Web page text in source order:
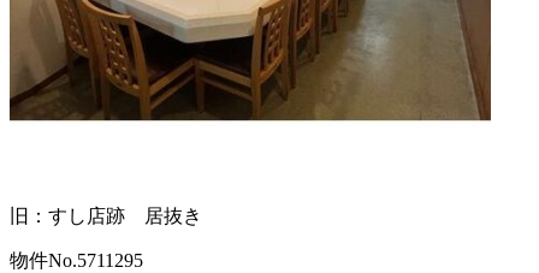
旧：すし店跡 居抜き
物件No.5711295